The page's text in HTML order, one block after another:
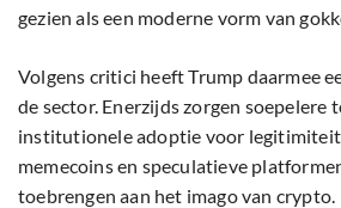
gezien als een moderne vorm van
Volgens critici heeft Trump daarmee
de sector. Enerzijds zorgen soepelere
institutionele adoptie voor
memecoins en speculatieve
toebrengen aan het imago van crypto.